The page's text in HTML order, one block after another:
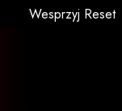
Wesprzyj Reset